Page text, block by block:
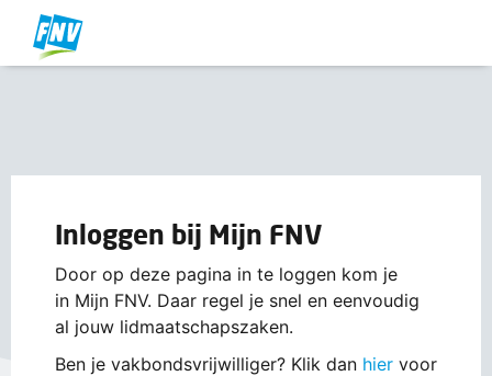
Inloggen bij Mijn FNV
Door op deze pagina in te loggen kom je
in Mijn FNV. Daar regel je snel en eenvoudig
al jouw lidmaatschapszaken.
Ben je vakbondsvrijwilliger? Klik dan hier voor